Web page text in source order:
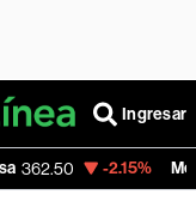
Ingresar
-2.15% MercadoLibre